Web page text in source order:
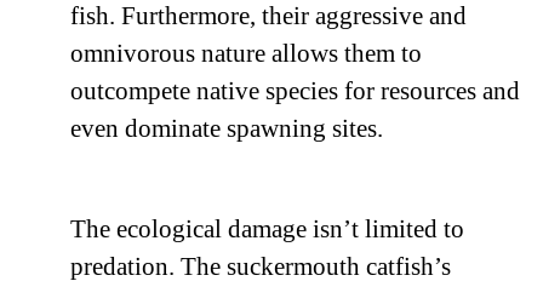
fish. Furthermore, their aggressive and
omnivorous nature allows them to
outcompete native species for resources and
even dominate spawning sites.
The ecological damage isn’t limited to
predation. The suckermouth catfish’s